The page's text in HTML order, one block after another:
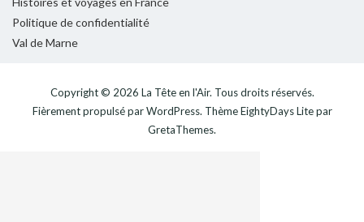
Politique de confidentialité
Val de Marne
Copyright © 2026 La Tête en l'Air. Tous droits réservés.
Fièrement propulsé parWordPress. ThèmeEightyDays Litepar
GretaThemes.